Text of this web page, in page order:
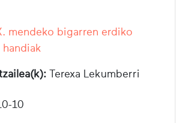
mendeko bigarren erdiko
Terexa Lekumberri
10